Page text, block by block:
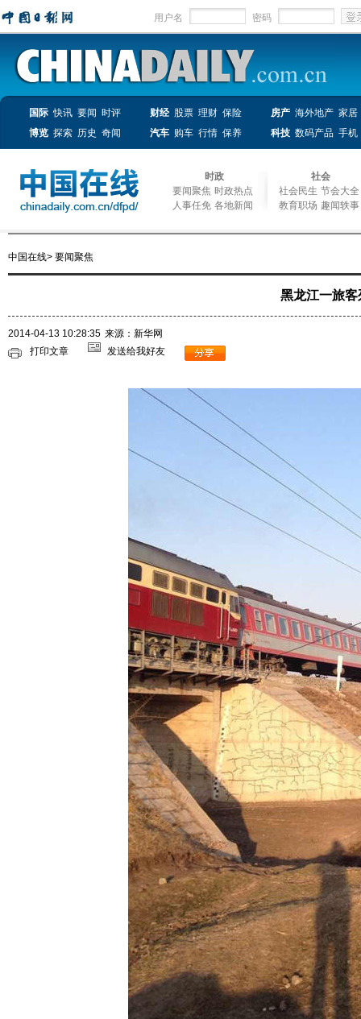
用户名 密码
国际 快讯 要闻 时评 财经 股票 理财 保险 房产 海外地产 家居
博览 探索 历史 奇闻 汽车 购车 行情 保养 科技 数码产品 手机
时政
要闻聚焦 时政热点
人事任免 各地新闻
社会
社会民生 节会大全
教育职场 趣闻轶事
中国在线> 要闻聚焦
黑龙江一旅
2014-04-13 10:28:35 来源：新华网
打印文章
发送给我好友